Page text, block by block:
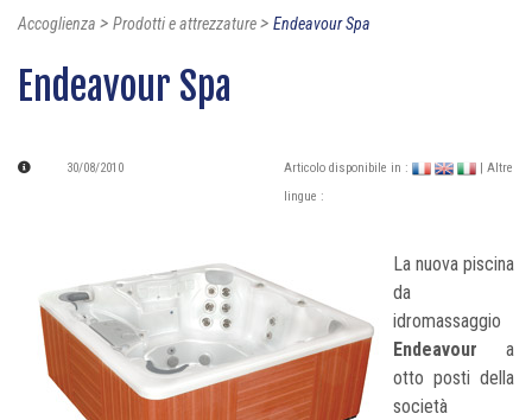
Accoglienza > Prodotti e attrezzature> Endeavour Spa
Endeavour Spa
30/08/2010 Articolo disponibile in :
| Altre
lingue :
La nuova piscina
da
idromassaggio
Endeavour a
otto posti della
società